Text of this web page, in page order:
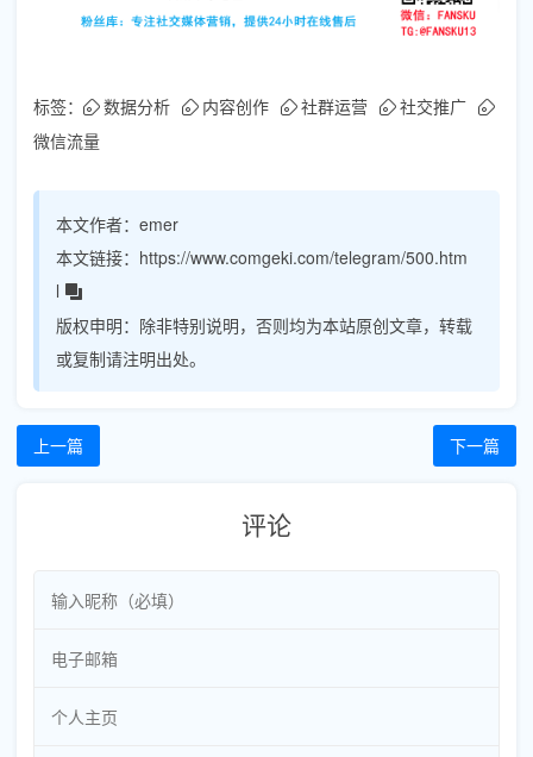
标签： 数据分析 内容创作 社群运营
社交推广
微信流量
本文作者： emer
本文链接： https://www.comgeki.com/telegram/500.htm
l
版权申明： 除非特别说明，否则均为本站原创文章，转载
或复制请注明出处。
上一篇 下一篇
评论